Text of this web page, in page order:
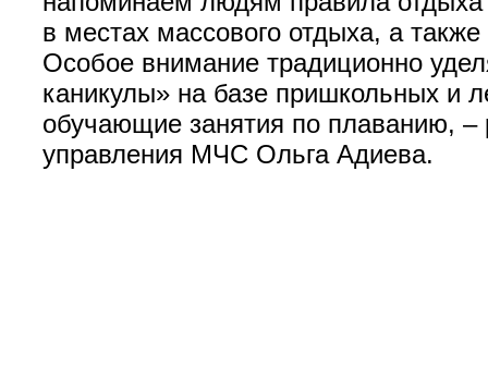
в местах массового отдыха, а
Особое внимание традиционно
каникулы» на базе пришкольных и
обучающие занятия по плаванию, –
управления МЧС Ольга Адиева.